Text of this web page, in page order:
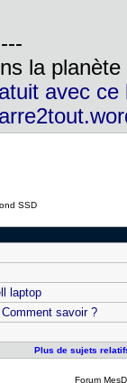
la
avec ce
SSD
laptop
savoir ?
Plus de sujets
Forum